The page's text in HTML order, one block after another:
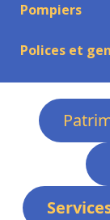
Pompiers
Polices et